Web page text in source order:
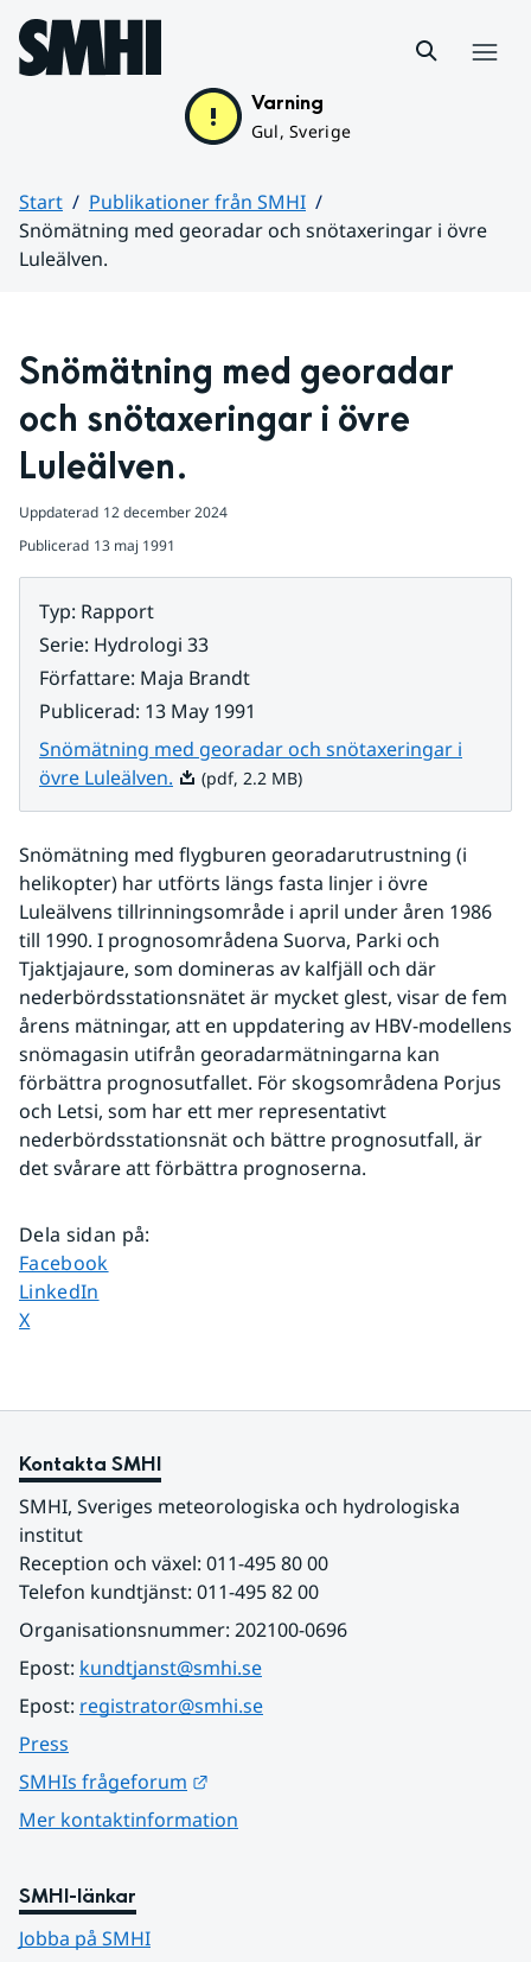
Hoppa till sidans innehåll
Varning
Gul, Sverige
Start
Publikationer från SMHI
Snömätning med georadar och snötaxeringar i övre
Luleälven.
Snömätning med georadar
och snötaxeringar i övre
Luleälven.
Uppdaterad 12 december 2024
Publicerad 13 maj 1991
Typ: Rapport
Serie: Hydrologi 33
Författare: Maja Brandt
Publicerad: 13 May 1991
Snömätning med georadar och snötaxeringar i
övre Luleälven. Pdf, 2.2 MB.
(pdf, 2.2 MB)
Snömätning med flygburen georadarutrustning (i
helikopter) har utförts längs fasta linjer i övre
Luleälvens tillrinningsområde i april under åren 1986
till 1990. I prognosområdena Suorva, Parki och
Tjaktjajaure, som domineras av kalfjäll och där
nederbördsstationsnätet är mycket glest, visar de fem
årens mätningar, att en uppdatering av HBV-modellens
snömagasin utifrån georadarmätningarna kan
förbättra prognosutfallet. För skogsområdena Porjus
och Letsi, som har ett mer representativt
nederbördsstationsnät och bättre prognosutfall, är
det svårare att förbättra prognoserna.
Dela sidan på:
Dela sidan på
Facebook
Dela sidan på
LinkedIn
Dela sidan på
X
Kontakta SMHI
SMHI, Sveriges meteorologiska och hydrologiska
institut
Reception och växel: 011-495 80 00
Telefon kundtjänst: 011-495 82 00
Organisationsnummer: 202100-0696
Epost: kundtjanst@smhi.se
Epost: registrator@smhi.se
Press
SMHIs frågeforum
Mer kontaktinformation
SMHI-länkar
Jobba på SMHI